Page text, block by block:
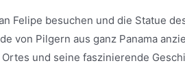
Felipe besuchen und die Statue
von Pilgern aus ganz Panama
und seine faszinierende